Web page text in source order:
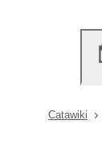
Catawiki